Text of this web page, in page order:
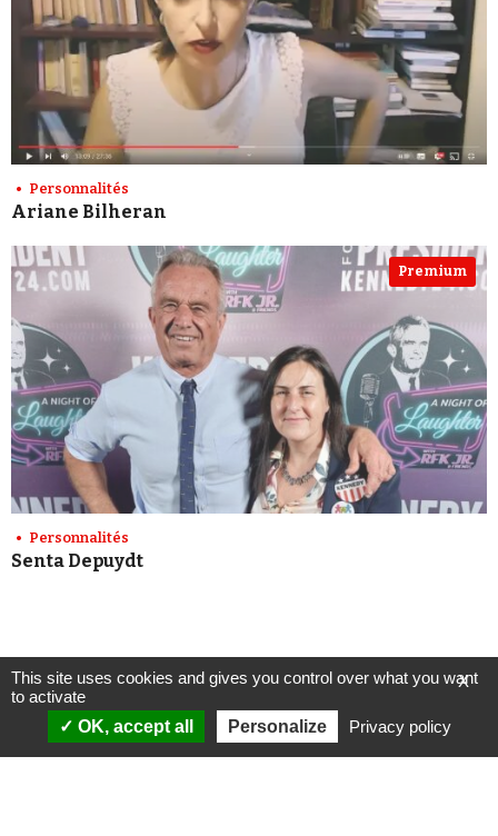
Personnalités
Ariane Bilheran
Premium
Personnalités
Senta Depuydt
X
This site uses cookies and gives you control over what you want
to activate
OK, accept all
Personalize Privacy policy